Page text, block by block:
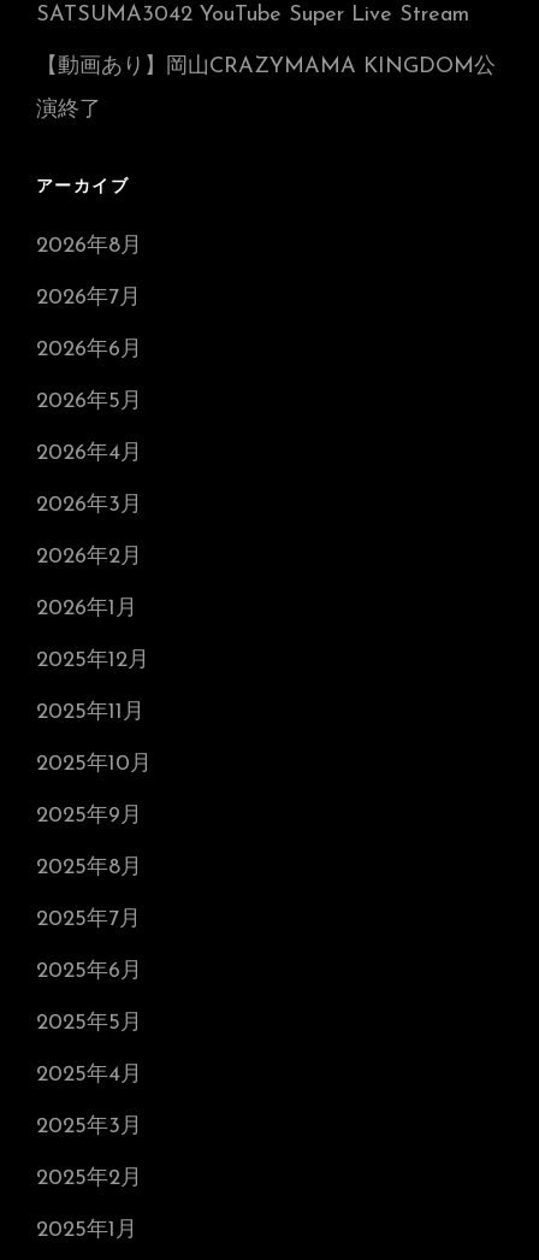
SATSUMA3042 YouTube Super Live Stream
【動画あり】岡山CRAZYMAMA KINGDOM公
演終了
アーカイブ
2026年8月
2026年7月
2026年6月
2026年5月
2026年4月
2026年3月
2026年2月
2026年1月
2025年12月
2025年11月
2025年10月
2025年9月
2025年8月
2025年7月
2025年6月
2025年5月
2025年4月
2025年3月
2025年2月
2025年1月